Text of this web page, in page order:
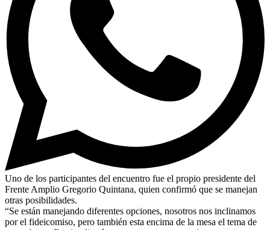
Uno de los participantes del encuentro fue el propio presidente del
Frente Amplio Gregorio Quintana, quien confirmó que se manejan
otras posibilidades.
“Se están manejando diferentes opciones, nosotros nos inclinamos
por el fideicomiso, pero también esta encima de la mesa el tema de